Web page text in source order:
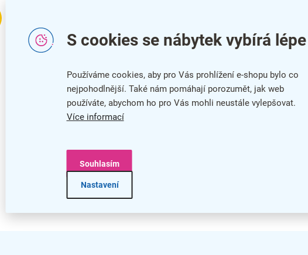
S cookies se nábytek vybírá lépe
Používáme cookies, aby pro Vás prohlížení e-shopu bylo co
nejpohodlnější. Také nám pomáhají porozumět, jak web
používáte, abychom ho pro Vás mohli neustále vylepšovat.
Více informací
Nastavení
Souhlasím
Konferenční židle Prymus K 1 +
Konferenční židle Viva,